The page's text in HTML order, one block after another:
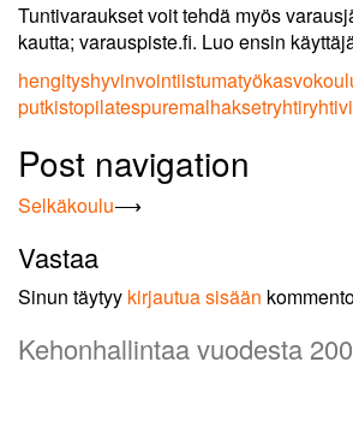
Tuntivaraukset voit tehdä myös
kautta; varauspiste.fi. Luo ensin
hengityshyvinvointiistumatyö
putkistopilatespuremalhaksetryhti
Post navigation
Selkäkoulu⟶
Vastaa
Sinun täytyy kirjautua sisään
Kehonhallintaa vuodesta